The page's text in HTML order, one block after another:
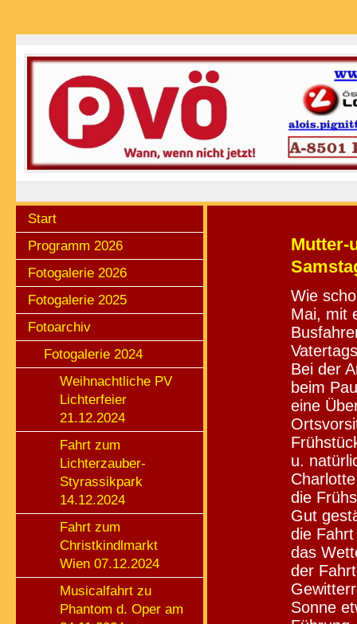
Start
Programm 2026
Fotogalerie 2026
Fotogalerie 2025
Fotoarchiv
Fotogalerie 2024
Weihnachtliche PV
Lichterfeier
21.12.2024
Fahrt zum
Lichterzauber-
Styrassikpark
14.12.2024
Fahrt zum
Christkindlmarkt
Wien 07.12.2024
Musicalfahrt zu
Phantom d. Oper am
Mutter-
Wie
Mai, mit
Bei der
beim
eine
u.
die
Gut
die
das
der
Sonne